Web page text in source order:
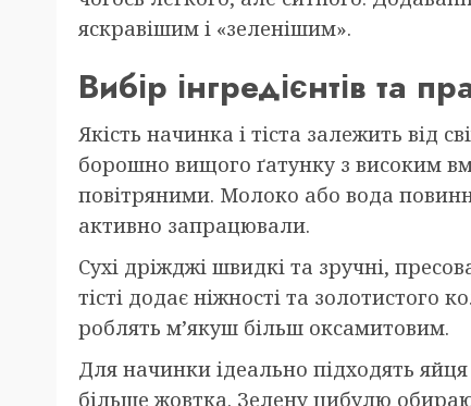
яскравішим і «зеленішим».
Вибір інгредієнтів та
Якість начинка і тіста залежить від
борошно вищого ґатунку з високим
повітряними. Молоко або вода
активно запрацювали.
Сухі дріжджі швидкі та зручні,
тісті додає ніжності та золотистого
роблять м’якуш більш оксамитовим.
Для начинки ідеально підходять
більше жовтка. Зелену цибулю